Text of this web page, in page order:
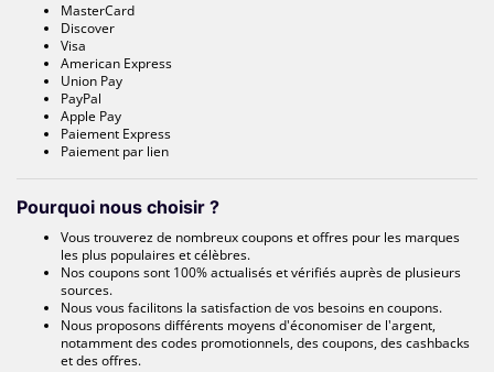
MasterCard
Discover
Visa
American Express
Union Pay
PayPal
Apple Pay
Paiement Express
Paiement par lien
Pourquoi nous choisir ?
Vous trouverez de nombreux coupons et offres pour les marques
les plus populaires et célèbres.
Nos coupons sont 100% actualisés et vérifiés auprès de plusieurs
sources.
Nous vous facilitons la satisfaction de vos besoins en coupons.
Nous proposons différents moyens d'économiser de l'argent,
notamment des codes promotionnels, des coupons, des cashbacks
et des offres.